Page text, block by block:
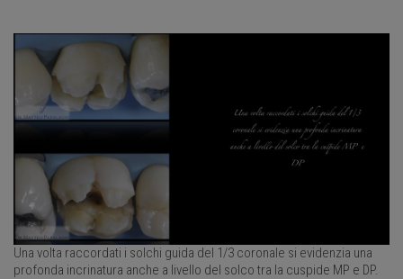
Una volta raccordati i solchi guida del 1/3 coronale si evidenzia una
profonda incrinatura anche a livello del solco tra la cuspide MP e DP.